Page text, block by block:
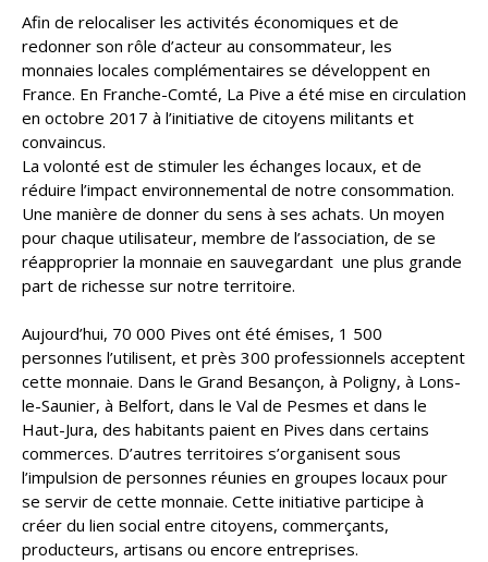
Afin de relocaliser les activités économiques et de
redonner son rôle d’acteur au consommateur, les
monnaies locales complémentaires se développent en
France. En Franche-Comté, La Pive a été mise en circulation
en octobre 2017 à l’initiative de citoyens militants et
convaincus.
La volonté est de stimuler les échanges locaux, et de
réduire l’impact environnemental de notre consommation.
Une manière de donner du sens à ses achats. Un moyen
pour chaque utilisateur, membre de l’association, de se
réapproprier la monnaie en sauvegardant une plus grande
part de richesse sur notre territoire.
Aujourd’hui, 70 000 Pives ont été émises, 1 500
personnes l’utilisent, et près 300 professionnels acceptent
cette monnaie. Dans le Grand Besançon, à Poligny, à Lons-
le-Saunier, à Belfort, dans le Val de Pesmes et dans le
Haut-Jura, des habitants paient en Pives dans certains
commerces. D’autres territoires s’organisent sous
l’impulsion de personnes réunies en groupes locaux pour
se servir de cette monnaie. Cette initiative participe à
créer du lien social entre citoyens, commerçants,
producteurs, artisans ou encore entreprises.